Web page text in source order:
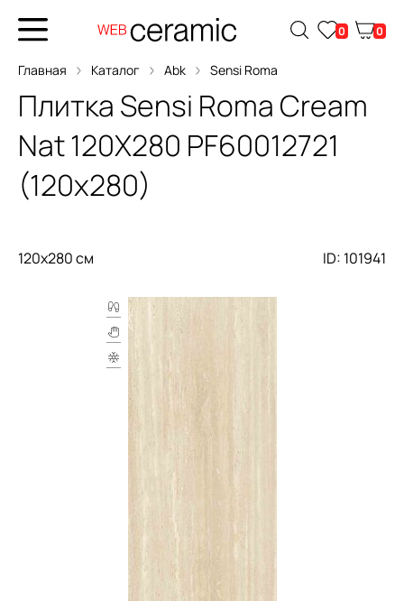
0 0
Главная Каталог Abk Sensi Roma
Плитка Sensi Roma Cream
Nat 120X280 PF60012721
(120x280)
120x280 см ID: 101941